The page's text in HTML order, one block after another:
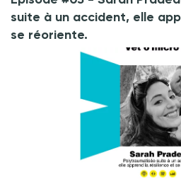
suite à un accident, elle
se réoriente.